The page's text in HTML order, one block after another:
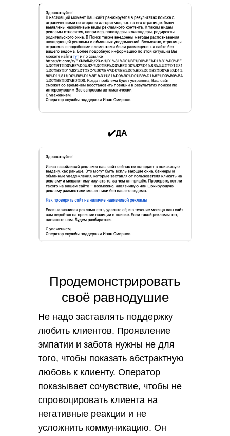
пользоваться этим термином, но
клиенту он непонятен — значит,
нужно заменить его привычным
словом «самокат».
✔️ДА
Продемонстрировать
своё равнодушие
Не надо заставлять поддержку
любить клиентов. Проявление
эмпатии и забота нужны не для
того, чтобы показать абстрактную
любовь к клиенту. Оператор
показывает сочувствие, чтобы не
спровоцировать клиента на
негативные реакции и не
усложнить коммуникацию. Он